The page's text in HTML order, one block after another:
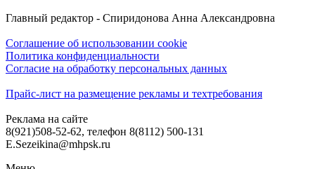
Главный редактор - Спиридонова Анна Александровна
Соглашение об использовании cookie
Политика конфиденциальности
Согласие на обработку персональных данных
Прайс-лист на размещение рекламы и техтребования
Реклама на сайте
8(921)508-52-62, телефон 8(8112) 500-131
E.Sezeikina@mhpsk.ru